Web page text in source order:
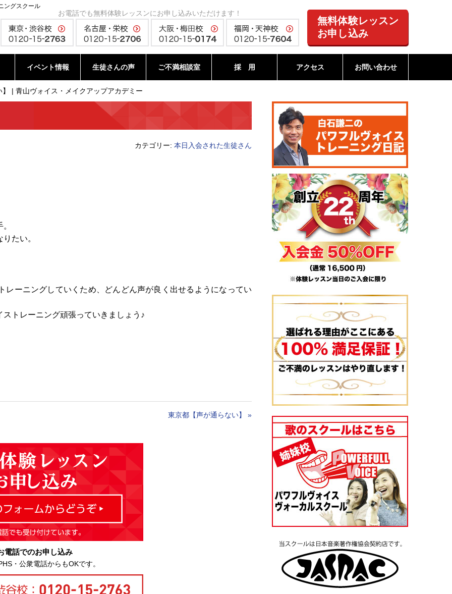
ングスクール
お電話でも無料体験レッスンにお申し込みいただけます！
無料体験レッスン
お申し込み
イベント情報 生徒さんの声 ご不満相談室 採 用 アクセス お問い合わせ
| 青山ヴォイス・メイクアップアカデミー
カテゴリー: 本日入会された生徒さん
たい。
レーニングしていくため、どんどん声が良く出せるようになってい
トレーニング頑張っていきましょう♪
東京都【声が通らない】 »
電話でのお申し込み
・公衆電話からもOKです。